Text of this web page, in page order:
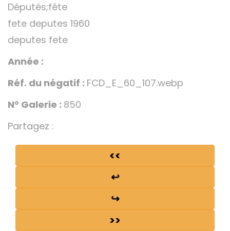
Députés;fête
fete deputes 1960
deputes fete
Année :
Réf. du négatif : FCD_E_60_107.webp
N° Galerie : 850
Partagez :
<<
↩
↪
>>